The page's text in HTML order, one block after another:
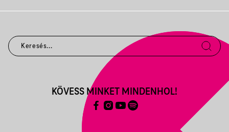
KÖVESS MINKET MINDENHOL!